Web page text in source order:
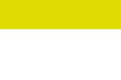
Article 3 :